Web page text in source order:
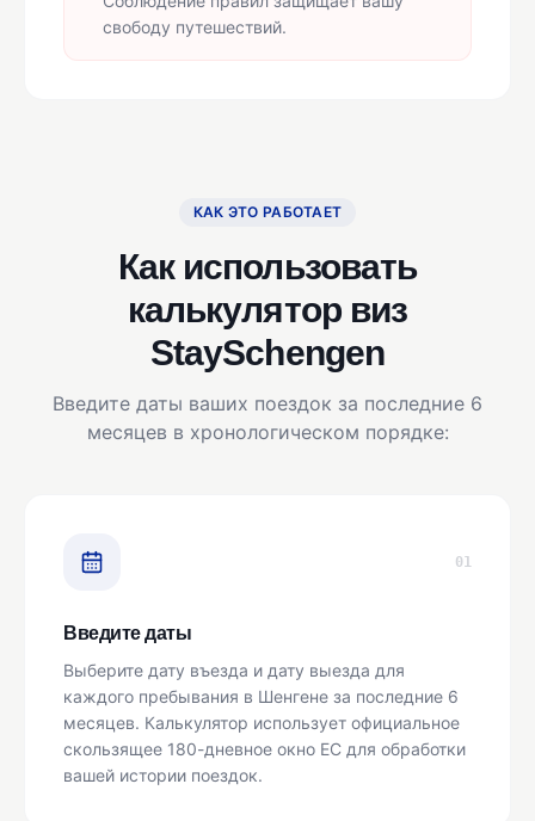
свободу путешествий.
КАК ЭТО РАБОТАЕТ
Как использовать
калькулятор виз
StaySchengen
Введите даты ваших поездок за последние 6
месяцев в хронологическом порядке:
01
Введите даты
Выберите дату въезда и дату выезда для
каждого пребывания в Шенгене за последние 6
месяцев. Калькулятор использует официальное
скользящее 180-дневное окно ЕС для обработки
вашей истории поездок.